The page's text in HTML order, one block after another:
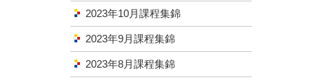
2023年10月課程集錦
2023年9月課程集錦
2023年8月課程集錦